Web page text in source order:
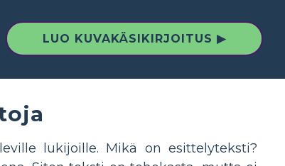
LUO KUVAKÄSIKIRJOITUS ▶
lukijoille. Mikä on esittelyteksti?